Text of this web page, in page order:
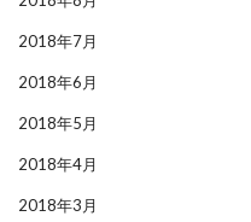
2018年7月
2018年6月
2018年5月
2018年4月
2018年3月